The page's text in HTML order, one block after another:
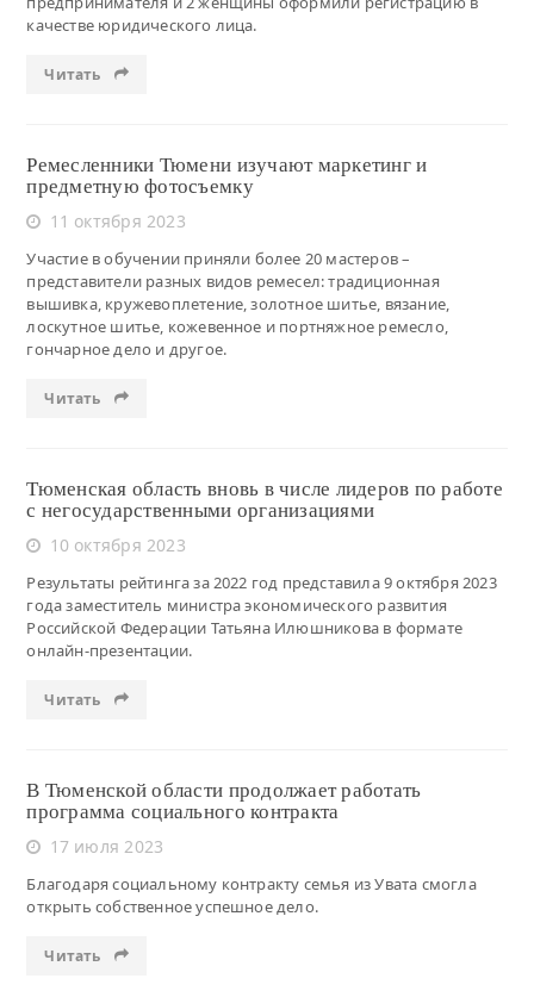
качестве юридического лица.
Читать
Ремесленники Тюмени изучают маркетинг и
предметную фотосъемку
11 октября 2023
Участие в обучении приняли более 20 мастеров –
представители разных видов ремесел: традиционная
вышивка, кружевоплетение, золотное шитье, вязание,
лоскутное шитье, кожевенное и портняжное ремесло,
гончарное дело и другое.
Читать
Тюменская область вновь в числе лидеров по работе
с негосударственными организациями
10 октября 2023
Результаты рейтинга за 2022 год представила 9 октября 2023
года заместитель министра экономического развития
Российской Федерации Татьяна Илюшникова в формате
онлайн-презентации.
Читать
В Тюменской области продолжает работать
программа социального контракта
17 июля 2023
Благодаря социальному контракту семья из Увата смогла
открыть собственное успешное дело.
Читать